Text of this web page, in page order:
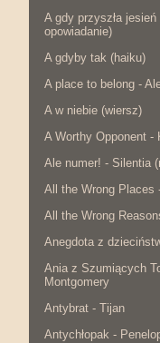
A gdy przyszła
opowiadanie)
A gdyby tak (haiku)
A place to belong -
A w niebie (wiersz)
A Worthy Opponent -
Ale numer! - Silentia
All the Wrong Places
All the Wrong
Anegdota z
Ania z Szumiących
Montgomery
Antybrat - Tijan
Antychłopak -